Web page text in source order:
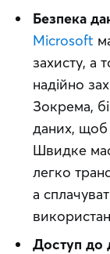
Безпека
Microsoft
захисту, а
надійно
Зокрема,
даних, щоб
Швидке
легко
а
Доступ до